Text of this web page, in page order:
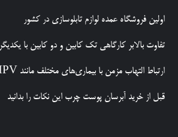
اولین فروشگاه عمده لوازم تابلوسازی در کشور
تفاوت بالابر کارگاهی تک کابین و دو کابین با یکدیگر
ارتباط التهاب مزمن با بیماری‌های مختلف مانند HPV
قبل از خرید آبرسان پوست چرب این نکات را بدانید